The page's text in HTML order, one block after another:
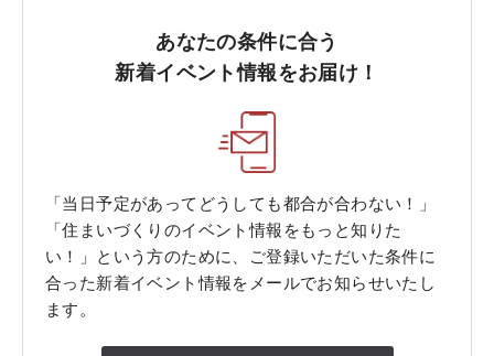
あなたの条件に合う
新着イベント情報をお届け！
「当日予定があってどうしても都合が合わない！」
「住まいづくりのイベント情報をもっと知りた
い！」という方のために、ご登録いただいた条件に
合った新着イベント情報をメールでお知らせいたし
ます。